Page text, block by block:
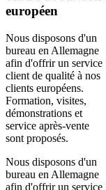
européen
Nous disposons d'un
bureau en Allemagne
afin d'offrir un service
client de qualité à nos
clients européens.
Formation, visites,
démonstrations et
service après-vente
sont proposés.
Nous disposons d'un
bureau en Allemagne
afin d'offrir un service